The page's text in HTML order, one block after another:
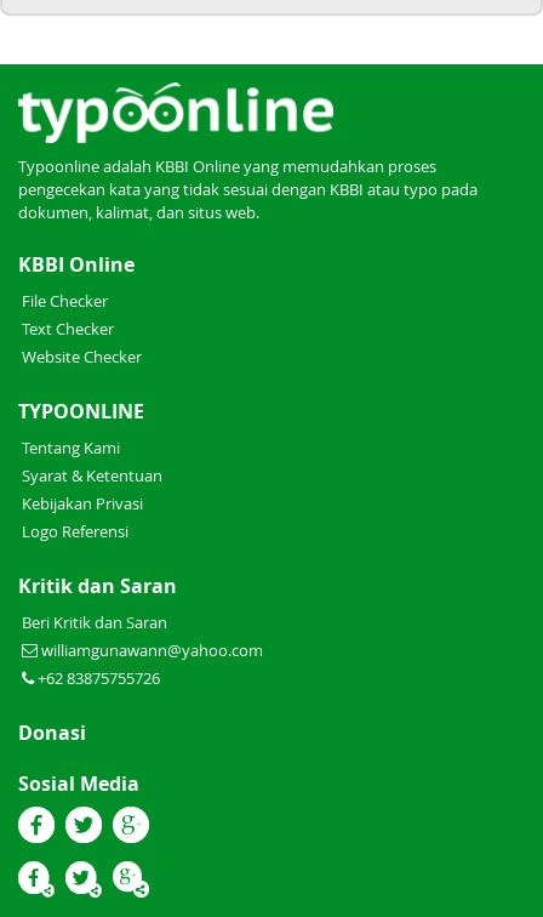
Typoonline adalah KBBI Online yang memudahkan proses
pengecekan kata yang tidak sesuai dengan KBBI atau typo pada
dokumen, kalimat, dan situs web.
KBBI Online
File Checker
Text Checker
Website Checker
TYPOONLINE
Tentang Kami
Syarat & Ketentuan
Kebijakan Privasi
Logo Referensi
Kritik dan Saran
Beri Kritik dan Saran
williamgunawann@yahoo.com
+62 83875755726
Donasi
Sosial Media